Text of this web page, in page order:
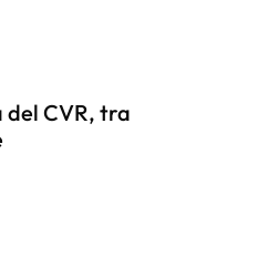
del CVR, tra